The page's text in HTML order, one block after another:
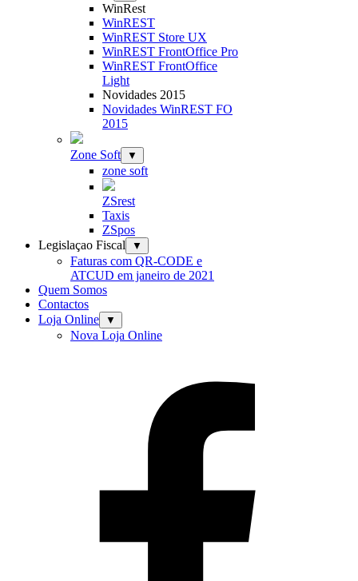
WinRest
WinREST
WinREST Store UX
WinREST FrontOffice Pro
WinREST FrontOffice
Light
Novidades 2015
Novidades WinREST FO
2015
Zone Soft ▼
zone soft
ZSrest
Taxis
ZSpos
Legislaçao Fiscal
▼
Faturas com QR-CODE e
ATCUD em janeiro de 2021
Quem Somos
Contactos
Loja Online
▼
Nova Loja Online